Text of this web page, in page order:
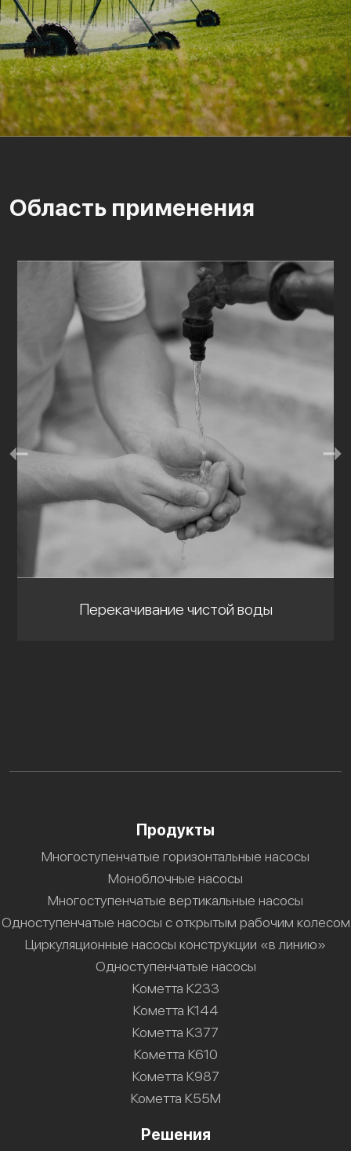
Область применения
Перекачивание чистой воды
Продукты
Многоступенчатые горизонтальные насосы
Моноблочные насосы
Многоступенчатые вертикальные насосы
Одноступенчатые насосы с открытым рабочим колесом
Циркуляционные насосы конструкции «в линию»
Одноступенчатые насосы
Кометта К233
Кометта К144
Кометта К377
Кометта К610
Кометта К987
Кометта К55М
Решения